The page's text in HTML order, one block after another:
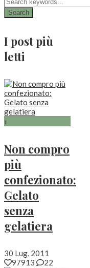
Search
I post più
letti
1
Non compro
più
confezionato:
Gelato
senza
gelatiera
30 Lug, 2011
97913
22